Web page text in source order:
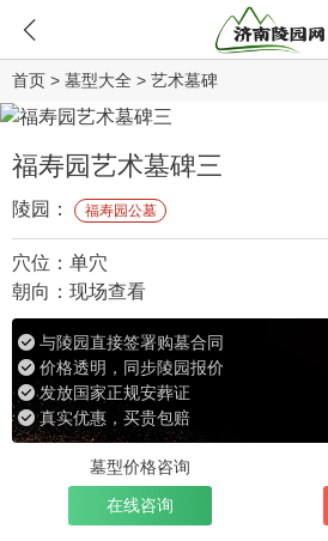
首页 > 墓型大全 > 艺术墓碑
福寿园艺术墓碑三
陵园： 福寿园公墓
穴位： 单穴
朝向： 现场查看
与陵园直接签署购墓合同
价格透明，同步陵园报价
发放国家正规安葬证
真实优惠，买贵包赔
墓型价格咨询
在线咨询